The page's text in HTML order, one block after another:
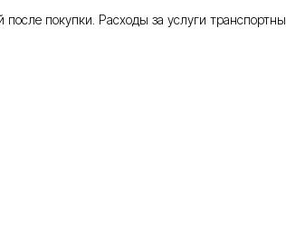
покупки. Расходы за услуги